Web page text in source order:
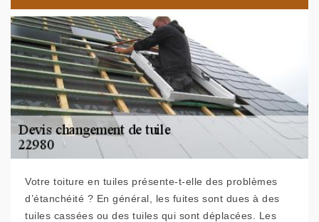
Votre toiture en tuiles présente-t-elle des problèmes
d’étanchéité ? En général, les fuites sont dues à des
tuiles cassées ou des tuiles qui sont déplacées. Les